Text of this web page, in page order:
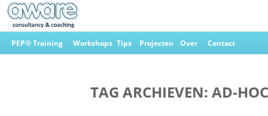
Ga
naar
PEP® Training Workshops Tips Projecten Over Contact
TAG ARCHIEVEN: AD-HOC